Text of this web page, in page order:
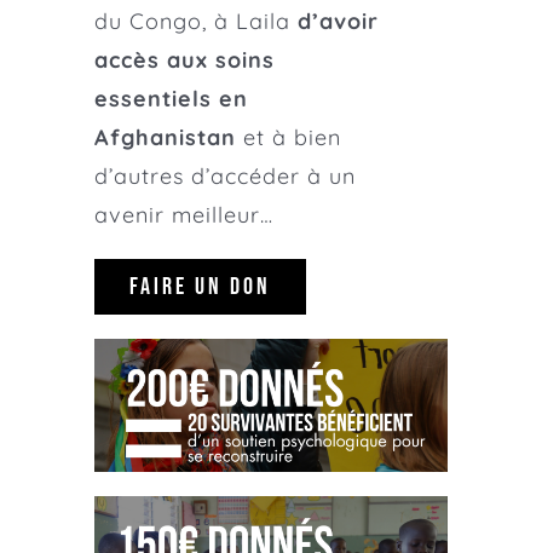
du Congo, à Laila d’avoir
accès aux soins
essentiels en
Afghanistan et à bien
d’autres d’accéder à un
avenir meilleur…
FAIRE UN DON